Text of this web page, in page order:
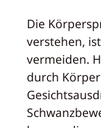
Die
verstehen,
vermeiden.
durch